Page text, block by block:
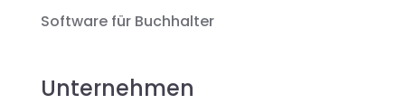
Software für Buchhalter
Unternehmen